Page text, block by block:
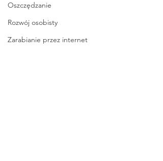
Oszczędzanie
Rozwój osobisty
Zarabianie przez internet